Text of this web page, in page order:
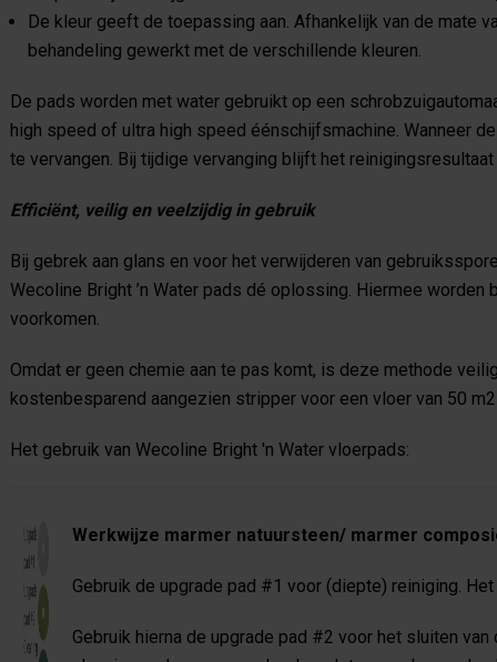
De kleur geeft de toepassing aan. Afhankelijk van de mate
behandeling gewerkt met de verschillende kleuren.
De pads worden met water gebruikt op een
high speed of ultra high speed éénschijfsmachine. Wanneer
te vervangen. Bij tijdige vervanging blijft het reinigingsresultaat
Efficiënt, veilig en veelzijdig in gebruik
Bij gebrek aan glans en voor het verwijderen van
Wecoline Bright ’n Water pads dé oplossing. Hiermee
voorkomen.
Omdat er geen chemie aan te pas komt, is deze methode
kostenbesparend aangezien stripper voor een vloer van 50
Het gebruik van Wecoline Bright 'n Water vloerpads:
Werkwijze marmer natuursteen/ marmer
Gebruik de upgrade pad #1 voor (diepte) reiniging.
Gebruik hierna de upgrade pad #2 voor het sluiten